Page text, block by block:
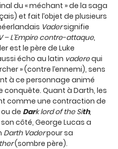
du « méchant » de la saga
et fait l’objet de plusieurs
Vadersignifie
– L’Empire contre-attaque,
est le père de Luke
écho au latin vaderequi
» (contre l’ennemi), sens
à ce personnage animé
conquête. Quant à Darth, les
comme une contraction de
de Dark lord of the Sith,
côté, George Lucas a
Darth Vaderpour sa
(sombre père).